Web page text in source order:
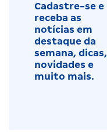
Cadastre-se e
receba as
notícias em
destaque da
semana, dicas,
novidades e
muito mais.